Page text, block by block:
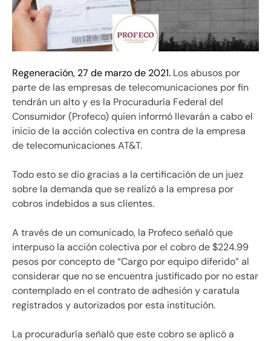
Regeneración, 27 de marzo de 2021. Los abusos por
parte de las empresas de telecomunicaciones por fin
tendrán un alto y es la Procuraduría Federal del
Consumidor (Profeco) quien informó llevarán a cabo el
inicio de la acción colectiva en contra de la empresa
de telecomunicaciones AT&T.
Todo esto se dio gracias a la certificación de un juez
sobre la demanda que se realizó a la empresa por
cobros indebidos a sus clientes.
A través de un comunicado, la Profeco señaló que
interpuso la acción colectiva por el cobro de $224.99
pesos por concepto de “Cargo por equipo diferido” al
considerar que no se encuentra justificado por no estar
contemplado en el contrato de adhesión y caratula
registrados y autorizados por esta institución.
La procuraduría señaló que este cobro se aplicó a